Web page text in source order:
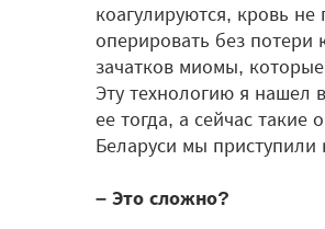
коагулируются, кровь
оперировать без потери
зачатков миомы,
Эту технологию я нашел
ее тогда, а сейчас
Беларуси мы приступили
– Это сложно?